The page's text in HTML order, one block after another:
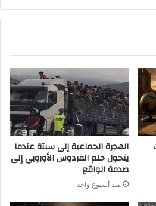
الهجرة الجماعية إلى سبتة عندما
يتحول حلم الفردوس الأوروبي إلى
صدمة الواقع
منذ أسبوع واحد